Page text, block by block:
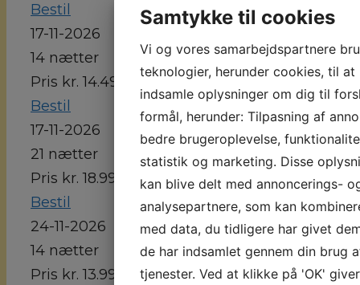
Bestil
17-11-2026
14 nætter
Pris kr. 14.498,-
Bestil
17-11-2026
21 nætter
Pris kr. 18.998,-
Bestil
24-11-2026
14 nætter
Pris kr. 13.998,-
Samtykke til cookies
Vi og vores samarbejdspartnere
teknologier, herunder cookies, til at
indsamle oplysninger om dig til
formål, herunder: Tilpasning af
bedre brugeroplevelse,
statistik og marketing. Disse
kan blive delt med annoncerings-
analysepartnere, som kan
med data, du tidligere har givet
de har indsamlet gennem din brug
tjenester. Ved at klikke på 'OK'